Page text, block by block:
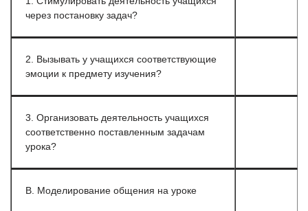
через постановку задач?
2. Вызывать у учащихся соответствующие
эмоции к предмету изучения?
3. Организовать деятельность учащихся
соответственно поставленным задачам
урока?
В. Моделирование общения на уроке